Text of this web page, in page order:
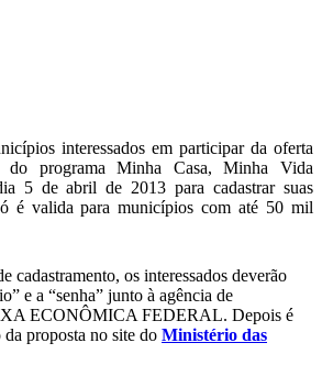
interessados em participar da oferta
do programa Minha Casa, Minha Vida
5 de abril de 2013 para cadastrar suas
é valida para municípios com até 50 mil
cadastramento, os interessados deverão
e a “senha” junto à agência de
ECONÔMICA FEDERAL. Depois é
proposta no site do Ministério das